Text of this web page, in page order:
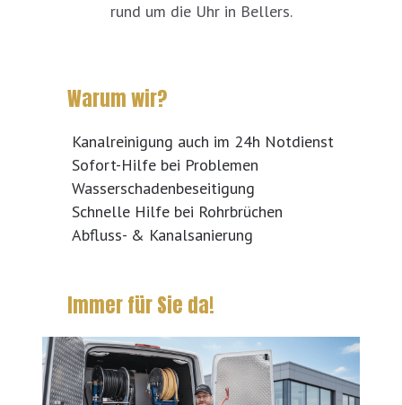
rund um die Uhr in Bellers.
Warum wir?
Kanalreinigung auch im 24h Notdienst
Sofort-Hilfe bei Problemen
Wasserschadenbeseitigung
Schnelle Hilfe bei Rohrbrüchen
Abfluss- & Kanalsanierung
Immer für Sie da!